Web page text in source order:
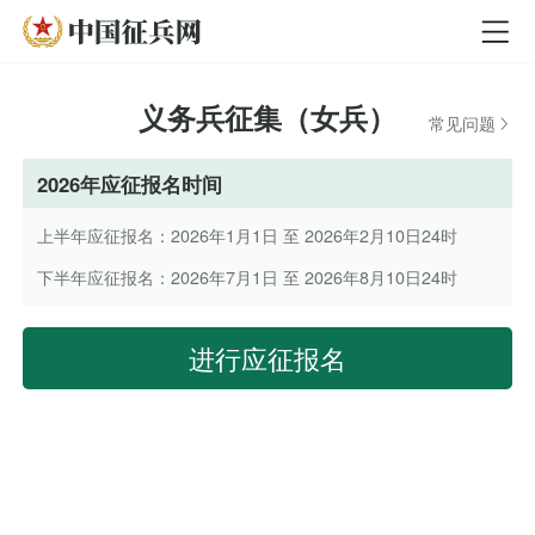
义务兵征集（女兵） 常见问题
2026年应征报名时间
上半年应征报名：2026年1月1日 至 2026年2月10日24时
下半年应征报名：2026年7月1日 至 2026年8月10日24时
进行应征报名